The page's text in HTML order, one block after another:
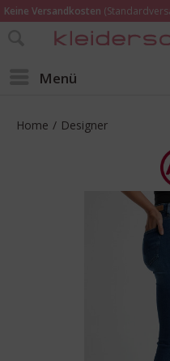
Keine Versandkosten
Online bestellen – im Geschäft in
Menü
Home / Designer